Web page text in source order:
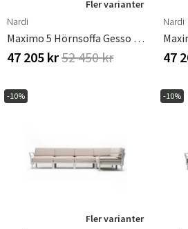
Fler varianter
Nardi
Maximo 5 Hörnsoffa Gesso - Cannella
47 205 kr52 450 kr
Nardi
47
-10%
Fler varianter
-10%